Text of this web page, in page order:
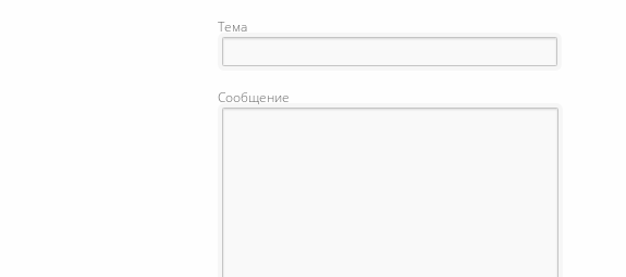
Тема
Сообщение